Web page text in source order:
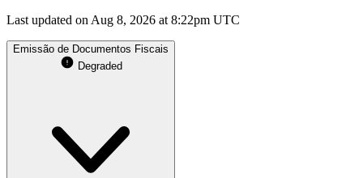
Last updated on Aug 8, 2026 at 8:22pm UTC
Emissão de Documentos Fiscais
Degraded